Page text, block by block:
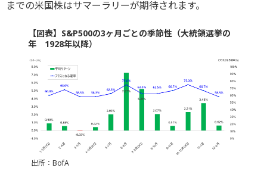
までの米国株はサマーラリーが期待されます。
【図表】S&P500の3ヶ月ごとの季節性（大統領選挙の
年 1928年以降）
出所：BofA